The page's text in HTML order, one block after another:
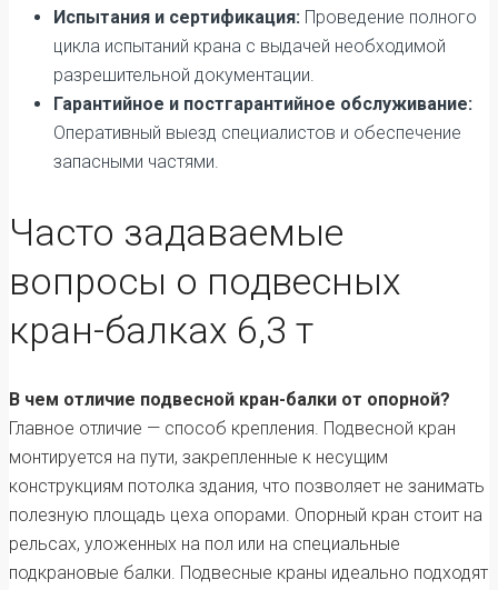
Испытания и сертификация: Проведение полного
цикла испытаний крана с выдачей необходимой
разрешительной документации.
Гарантийное и постгарантийное обслуживание:
Оперативный выезд специалистов и обеспечение
запасными частями.
Часто задаваемые
вопросы о подвесных
кран-балках 6,3 т
В чем отличие подвесной кран-балки от опорной?
Главное отличие — способ крепления. Подвесной кран
монтируется на пути, закрепленные к несущим
конструкциям потолка здания, что позволяет не занимать
полезную площадь цеха опорами. Опорный кран стоит на
рельсах, уложенных на пол или на специальные
подкрановые балки. Подвесные краны идеально подходят